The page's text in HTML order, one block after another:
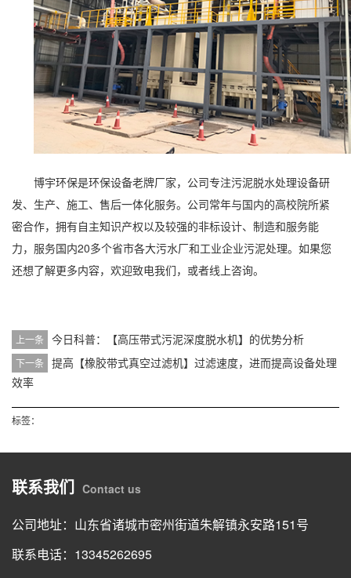
博宇环保是环保设备老牌厂家，公司专注污泥脱水处理设备研
发、生产、施工、售后一体化服务。公司常年与国内的高校院所紧
密合作，拥有自主知识产权以及较强的非标设计、制造和服务能
力，服务国内20多个省市各大污水厂和工业企业污泥处理。如果您
还想了解更多内容，欢迎致电我们，或者线上咨询。
上一条 今日科普：【高压带式污泥深度脱水机】的优势分析
下一条
提高【橡胶带式真空过滤机】过滤速度，进而提高设备处理
效率
标签：
联系我们 Contact us
公司地址：山东省诸城市密州街道朱解镇永安路151号
联系电话：13345262695